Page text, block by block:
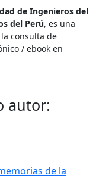
de Ingenieros del
del Perú, es una
consulta de
/ ebook en
autor:
de la